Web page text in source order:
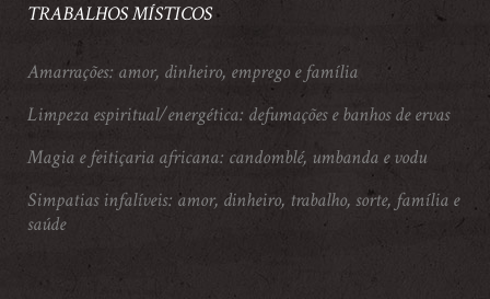
TRABALHOS MÍSTICOS
Amarrações: amor, dinheiro, emprego e família
Limpeza espiritual/energética: defumações e banhos de ervas
Magia e feitiçaria africana: candomblé, umbanda e vodu
Simpatias infalíveis: amor, dinheiro, trabalho, sorte, família e
saúde